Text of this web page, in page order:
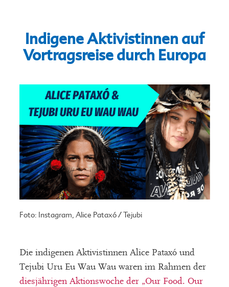
Indigene Aktivistinnen auf
Vortragsreise durch Europa
Foto: Instagram, Alice Pataxó / Tejubi
Die indigenen Aktivistinnen Alice Pataxó und
Tejubi Uru Eu Wau Wau waren im Rahmen der
diesjährigen Aktionswoche der „Our Food. Our